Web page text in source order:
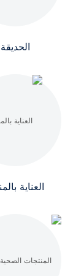
الحديقة
العناية